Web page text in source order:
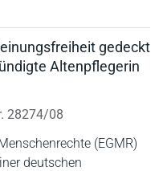
gedeckt
Altenpflegerin
28274/08
(EGMR)
deutschen